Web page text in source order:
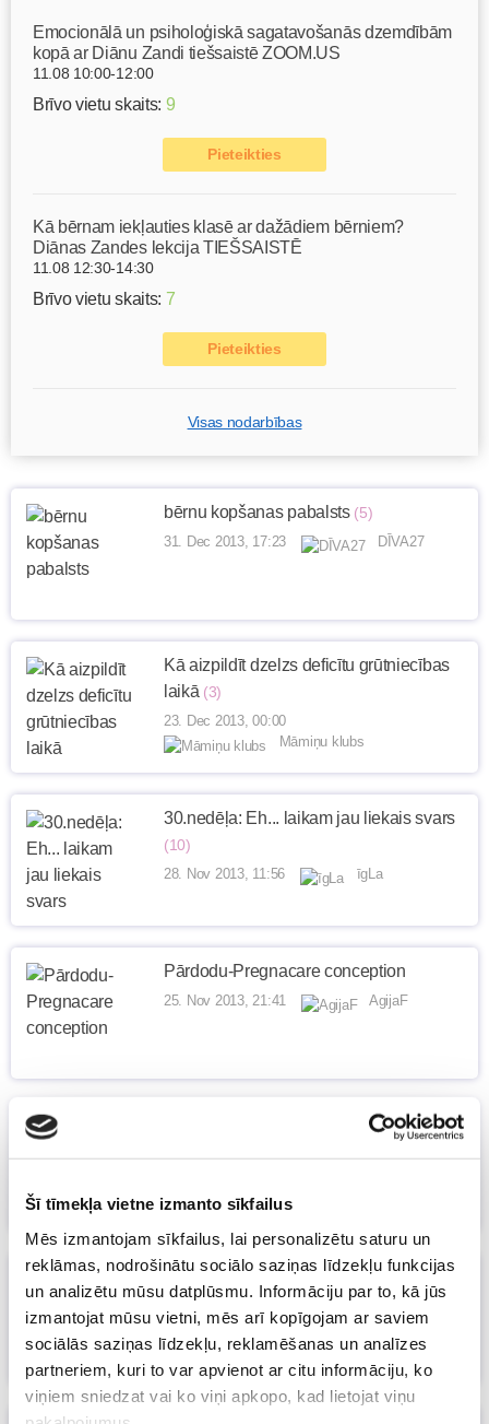
Šī tīmekļa vietne izmanto sīkfailus
Mēs izmantojam sīkfailus, lai personalizētu saturu un
reklāmas, nodrošinātu sociālo saziņas līdzekļu funkcijas
un analizētu mūsu datplūsmu. Informāciju par to, kā jūs
izmantojat mūsu vietni, mēs arī kopīgojam ar saviem
sociālās saziņas līdzekļu, reklamēšanas un analīzes
partneriem, kuri to var apvienot ar citu informāciju, ko
viņiem sniedzat vai ko viņi apkopo, kad lietojat viņu
Emocionālā un psiholoģiskā sagatavošanās dzemdībām
kopā ar Diānu Zandi tiešsaistē ZOOM.US
11.08 10:00-12:00
Brīvo vietu skaits: 9
Pieteikties
Kā bērnam iekļauties klasē ar dažādiem bērniem?
Diānas Zandes lekcija TIEŠSAISTĒ
11.08 12:30-14:30
Brīvo vietu skaits: 7
Pieteikties
Visas nodarbības
bērnu kopšanas pabalsts (5)
31. Dec 2013, 17:23 DĪVA27
Kā aizpildīt dzelzs deficītu grūtniecības
laikā (3)
23. Dec 2013, 00:00
Māmiņu klubs
30.nedēļa: Eh... laikam jau liekais svars
(10)
28. Nov 2013, 11:56 īgLa
Pārdodu-Pregnacare conception
25. Nov 2013, 21:41 AgijaF
Kas mainījies vairāk kā 3,5 mēnešu laikā
SABĪNES BLOGS: Gribu būt tauriņš (2)
Māmiņu klubs